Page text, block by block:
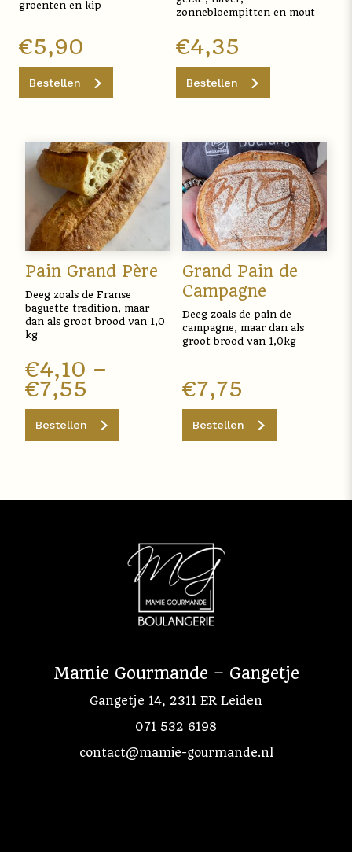
groenten en kip
€5,90
Bestellen
zonnebloempitten en mout
€4,35
Bestellen
Pain Grand Père
Deeg zoals de Franse
baguette tradition, maar
dan als groot brood van 1,0
kg
€4,10 –
€7,55
Bestellen
Grand Pain de
Campagne
Deeg zoals de pain de
campagne, maar dan als
groot brood van 1,0kg
€7,75
Bestellen
Mamie Gourmande – Gangetje
Gangetje 14, 2311 ER Leiden
071 532 6198
contact@mamie-gourmande.nl